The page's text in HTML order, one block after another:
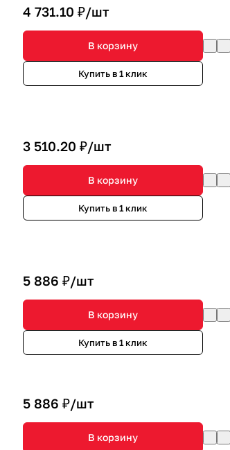
4 731.10 ₽/шт
В корзину
Купить в 1 клик
3 510.20 ₽/шт
В корзину
Купить в 1 клик
5 886 ₽/шт
В корзину
Купить в 1 клик
5 886 ₽/шт
В корзину